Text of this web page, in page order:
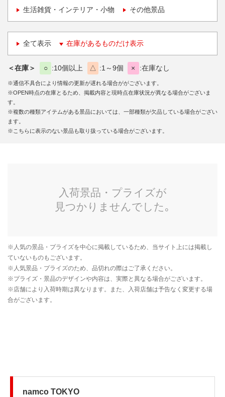
生活雑貨・インテリア・小物 その他景品
全て表示 在庫があるものだけ表示
＜在庫＞ ○ 10個以上 △ 1～9個 × 在庫なし
※通信不具合により情報の更新が遅れる場合ががございます。
※OPEN時点の在庫とるため、掲載内容と現時点在庫状況が異なる場合がございま
す。
※複数の種類アイテムがある景品においては、一部種類が欠品している場合がござい
ます。
※こちらに表示のない景品も取り扱っている場合がございます。
namco TOKYO